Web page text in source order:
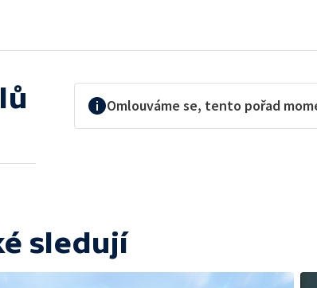
Omlouváme se, tento pořad
sledují